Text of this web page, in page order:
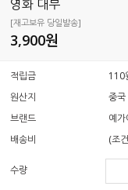
영화 대부
[재고보유 당일발송]
3,900원
적립금
110
원산지
중국
브랜드
예
배송비
(조
수량